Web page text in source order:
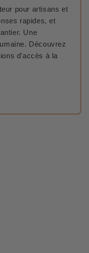
pour artisans et
rapides, et
Une
Découvrez
d'accès à la